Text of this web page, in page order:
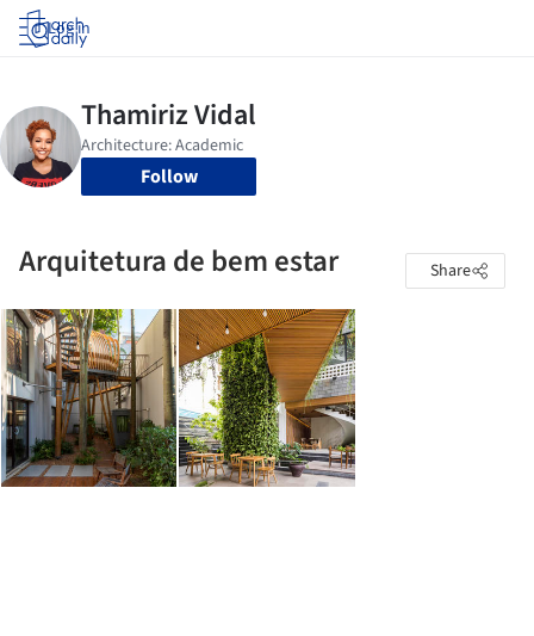
Log in
Follow
Arquitetura de bem estar Share